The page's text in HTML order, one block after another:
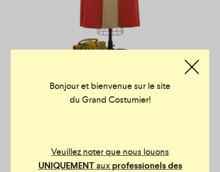
01-971 Manteau rose/orange
59-2555 chapeau jaune
01-699 Ensemble tailleur vert
Bonjour et bienvenue sur le site
du Grand Costumier!
Veuillez noter que nous louons
UNIQUEMENTaux professionels des